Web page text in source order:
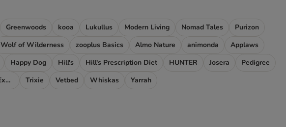
Greenwoods kooa Lukullus Modern Living Nomad Tales
Purizon
Wolf of Wilderness zooplus Basics Almo Nature animonda
Applaws
Happy Dog Hill's Hill's Prescription Diet HUNTER Josera
Pedigree
Royal Canin Veterinary & Expert Trixie Vetbed Whiskas Yarrah